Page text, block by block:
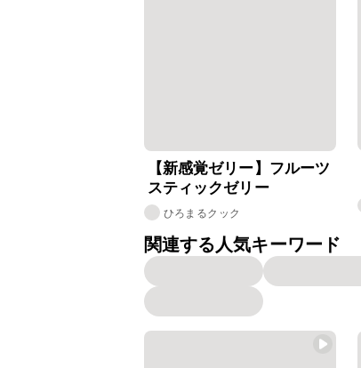
【新感覚ゼリー】フルーツ
スティックゼリー
ひろまるクック
関連する人気キーワード